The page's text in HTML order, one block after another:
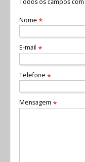
Todos os campos com
Nome *
E-mail *
Telefone *
Mensagem *